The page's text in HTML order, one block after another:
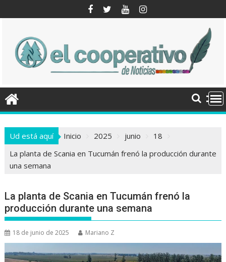
al
Ud está aquí Inicio 2025 junio
18
La planta de Scania en Tucumán frenó la producción durante
una semana
La planta de Scania en Tucumán frenó la
producción durante una semana
18 de junio de 2025 Mariano Z